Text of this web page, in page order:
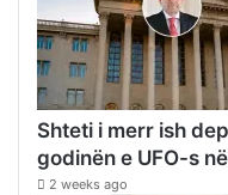
Shteti i merr ish
godinën e UFO-s
2 weeks ago